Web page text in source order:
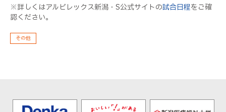
※詳しくはアルビレックス新潟・S公式サイトの試合日程をご確
認ください。
その他